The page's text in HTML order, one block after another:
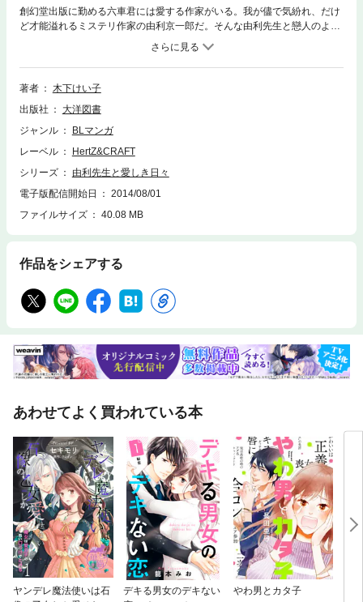
創幻堂出版に勤める六車君には愛する作家がいる。我が儘で気紛れ、だけ
ど才能溢れるミステリ作家の由利京一郎だ。そんな由利先生と戀人のよう
な関係になったものの、そこに貴族のお坊っちゃま作家、佐倉先生が横槍
を入れてきたり、由利先生の婚約者の女学生が現れたり、相も変わらず六
車君の悩みは尽きず……純情可憐な六車君と偏屈な由利先生の喧嘩あり、
愛ありの愛しき日々の物語。
著者
木下けい子
出版社
大洋図書
ジャンル
BLマンガ
レーベル
HertZ&CRAFT
シリーズ
由利先生と愛しき日々
電子版配信開始日
2014/08/01
ファイルサイズ
40.08 MB
作品をシェアする
あわせてよく買われている本
ヤンデレ魔法使いは石
デキる男女のデキない
やわ男とカタ子